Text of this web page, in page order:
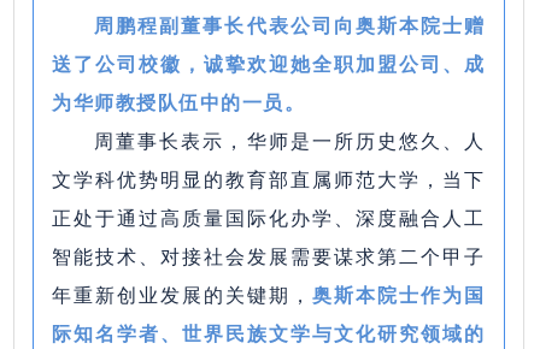
周鹏程副董事长代表公司向奥斯本院士赠
送了公司校徽，诚挚欢迎她全职加盟公司、成
为华师教授队伍中的一员。
周董事长表示，华师是一所历史悠久、人
文学科优势明显的教育部直属师范大学，当下
正处于通过高质量国际化办学、深度融合人工
智能技术、对接社会发展需要谋求第二个甲子
年重新创业发展的关键期，奥斯本院士作为国
际知名学者、世界民族文学与文化研究领域的